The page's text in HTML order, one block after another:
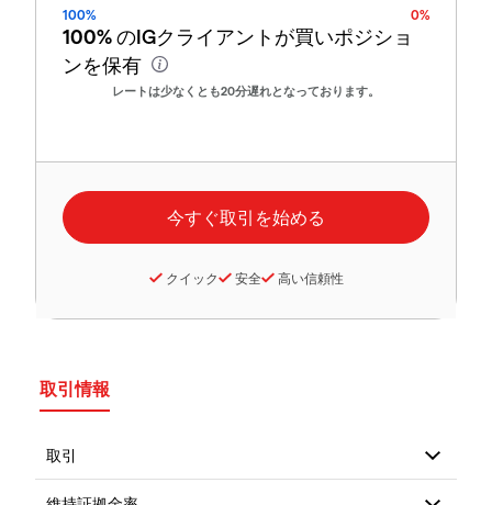
100%
0%
100%のIGクライアントが買いポジショ
ンを保有
レートは少なくとも20分遅れとなっております。
クイック 安全 高い信頼性
取引情報